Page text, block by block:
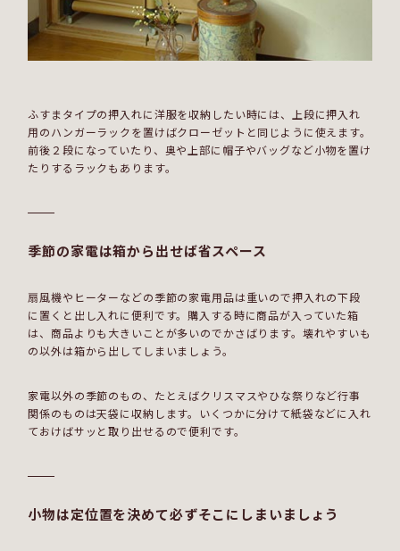
ふすまタイプの押入れに洋服を収納したい時には、上段に押入れ
用のハンガーラックを置けばクローゼットと同じように使えます。
前後２段になっていたり、奥や上部に帽子やバッグなど小物を置け
たりするラックもあります。
季節の家電は箱から出せば省スペース
扇風機やヒーターなどの季節の家電用品は重いので押入れの下段
に置くと出し入れに便利です。購入する時に商品が入っていた箱
は、商品よりも大きいことが多いのでかさばります。壊れやすいも
の以外は箱から出してしまいましょう。
家電以外の季節のもの、たとえばクリスマスやひな祭りなど行事
関係のものは天袋に収納します。いくつかに分けて紙袋などに入れ
ておけばサッと取り出せるので便利です。
小物は定位置を決めて必ずそこにしまいましょう